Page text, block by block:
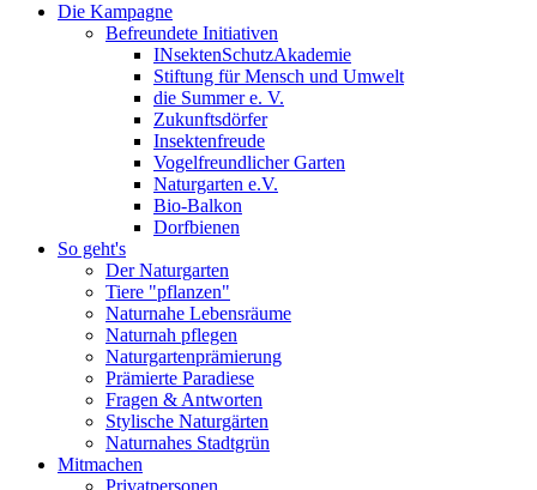
Die Kampagne
Befreundete Initiativen
INsektenSchutzAkademie
Stiftung für Mensch und Umwelt
die Summer e. V.
Zukunftsdörfer
Insektenfreude
Vogelfreundlicher Garten
Naturgarten e.V.
Bio-Balkon
Dorfbienen
So geht's
Der Naturgarten
Tiere "pflanzen"
Naturnahe Lebensräume
Naturnah pflegen
Naturgartenprämierung
Prämierte Paradiese
Fragen & Antworten
Stylische Naturgärten
Naturnahes Stadtgrün
Mitmachen
Privatpersonen